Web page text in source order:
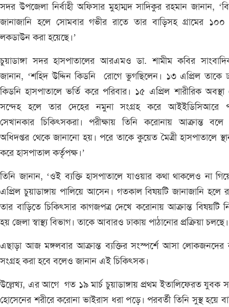
সদর উপজেলা নির্বাহী অফিসার মুহাম্মদ সাদিকুর রহমান জানান,
জানাজানি হলে সোমবার গভীর রাতে তার বাড়িসহ গ্রামের ১০০
লকডাউন করা হয়েছে।’
চুয়াডাঙ্গা সদর হাসপাতালের আরএমও ডা. শামীম কবির
জানান, ‘শহিদ উদ্দিন কিডনি রোগে ভুগছিলেন। ১৩ এপ্রিল তাকে
কিডনি হাসপাতালে ভর্তি করে পরিবার। ১৫ এপ্রিল শারীরিক অবস্থা
সন্দেহ হলে তার দেহের নমুনা সংগ্রহ করে আইইডিসিআরে
সেখানকার চিকিৎসকরা। পরীক্ষায় তিনি করোনায় আক্রান্ত বলে
অধিদপ্তর থেকে জানানো হয়। পরে তাকে কুয়েত মৈত্রী হাসপাতালে
করে হাসপাতাল কর্তৃপক্ষ।’
তিনি জানান, ‘ওই ব্যক্তি হাসপাতালে যাওয়ার কথা থাকলেও না
এপ্রিল চুয়াডাঙ্গায় পালিয়ে আসেন। গতকাল বিষয়টি জানাজানি হলে
তার বাড়িতে চিকিৎসার কাগজপত্র দেখে করোনায় আক্রান্ত বিষয়টি
হয় জেলা স্বাস্থ্য বিভাগ। তাকে আবারও ঢাকায় পাঠানোর প্রক্রিয়া
এছাড়া আজ মঙ্গলবার আক্রান্ত ব্যক্তির সংস্পর্শে আসা লোকজনদের
সংগ্রহ করা হবে বলেও জানান এই চিকিৎসক।
উল্লেখ্য, এর আগে গত ১৯ মার্চ চুয়াডাঙ্গায় প্রথম ইতালিফেরত যুবক
হোসেনের শরীরে করোনা ভাইরাস ধরা পড়ে। পরবর্তী তিনি সুস্থ হয়ে